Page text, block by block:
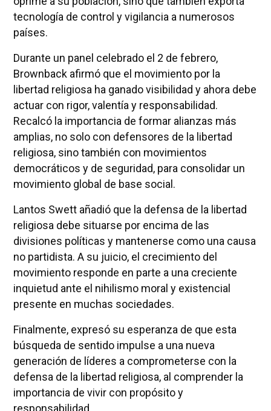
tecnología de control y vigilancia a numerosos
países.
Durante un panel celebrado el 2 de febrero,
Brownback afirmó que el movimiento por la
libertad religiosa ha ganado visibilidad y ahora debe
actuar con rigor, valentía y responsabilidad.
Recalcó la importancia de formar alianzas más
amplias, no solo con defensores de la libertad
religiosa, sino también con movimientos
democráticos y de seguridad, para consolidar un
movimiento global de base social.
Lantos Swett añadió que la defensa de la libertad
religiosa debe situarse por encima de las
divisiones políticas y mantenerse como una causa
no partidista. A su juicio, el crecimiento del
movimiento responde en parte a una creciente
inquietud ante el nihilismo moral y existencial
presente en muchas sociedades.
Finalmente, expresó su esperanza de que esta
búsqueda de sentido impulse a una nueva
generación de líderes a comprometerse con la
defensa de la libertad religiosa, al comprender la
importancia de vivir con propósito y
responsabilidad.